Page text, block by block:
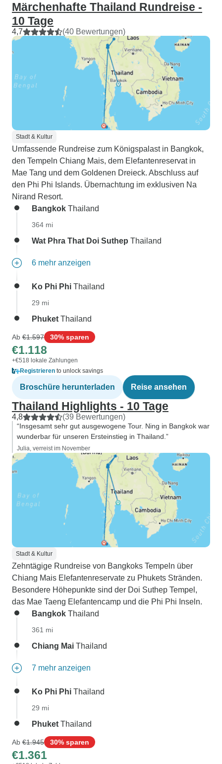
Märchenhafte Thailand Rundreise -
10 Tage
4,7 (40 Bewertungen)
Stadt & Kultur
Umfassende Rundreise zum Königspalast in Bangkok,
den Tempeln Chiang Mais, dem Elefantenreservat in
Mae Tang und dem Goldenen Dreieck. Abschluss auf
den Phi Phi Islands. Übernachtung im exklusiven Na
Nirand Resort.
Bangkok Thailand
364 mi
Wat Phra That Doi Suthep Thailand
6 mehr anzeigen
Ko Phi Phi Thailand
29 mi
Phuket Thailand
Ab €1.597 30% sparen
€1.118
+€518 lokale Zahlungen
Registrieren to unlock savings
Broschüre herunterladen Reise ansehen
Thailand Highlights - 10 Tage
4,8 (39 Bewertungen)
“Insgesamt sehr gut ausgewogene Tour. Ning in Bangkok war
wunderbar für unseren Ersteinstieg in Thailand.”
Julia, verreist im November
Stadt & Kultur
Zehntägige Rundreise von Bangkoks Tempeln über
Chiang Mais Elefantenreservate zu Phukets Stränden.
Besondere Höhepunkte sind der Doi Suthep Tempel,
das Mae Taeng Elefantencamp und die Phi Phi Inseln.
Bangkok Thailand
361 mi
Chiang Mai Thailand
7 mehr anzeigen
Ko Phi Phi Thailand
29 mi
Phuket Thailand
Ab €1.945 30% sparen
€1.361